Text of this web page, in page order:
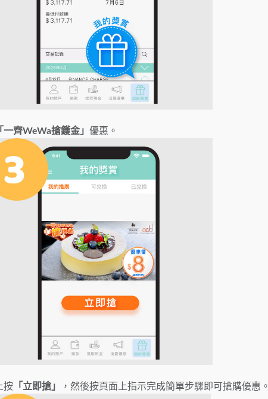
一齊WeWa搶鑊金」 優惠。
按 「立即搶」 ，然後按頁面上指示完成簡單步驟即可搶購優惠。